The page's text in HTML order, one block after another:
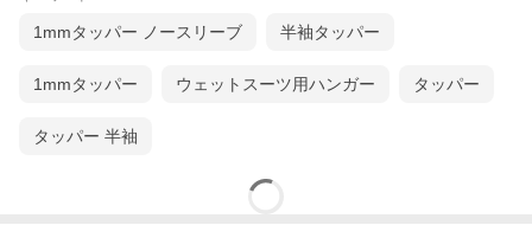
1mmタッパー ノースリーブ 半袖タッパー
1mmタッパー ウェットスーツ用ハンガー タッパー
タッパー 半袖